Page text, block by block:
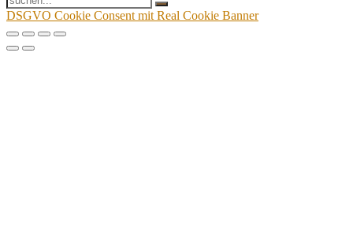
DSGVO Cookie Consent mit Real Cookie Banner